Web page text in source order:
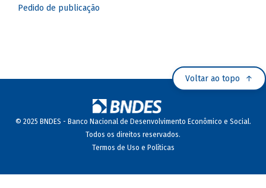
Pedido de publicação
Voltar ao topo
© 2025 BNDES - Banco Nacional de Desenvolvimento Econômico e Social.
Todos os direitos reservados.
Termos de Uso e Políticas